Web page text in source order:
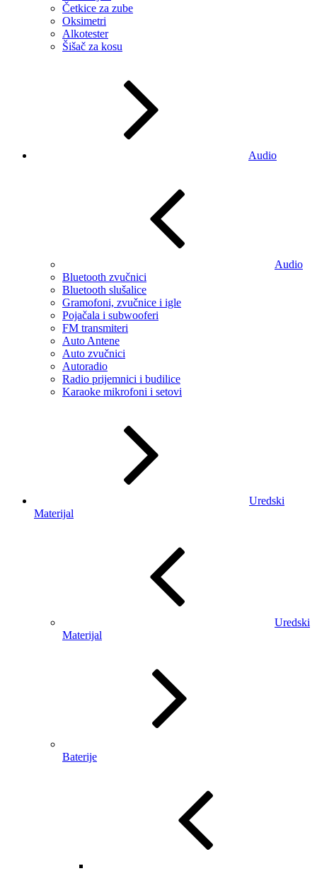
Četkice za zube
Oksimetri
Alkotester
Šišač za kosu
Audio
Audio
Bluetooth zvučnici
Bluetooth slušalice
Gramofoni, zvučnice i igle
Pojačala i subwooferi
FM transmiteri
Auto Antene
Auto zvučnici
Autoradio
Radio prijemnici i budilice
Karaoke mikrofoni i setovi
Uredski
Materijal
Uredski
Materijal
Baterije